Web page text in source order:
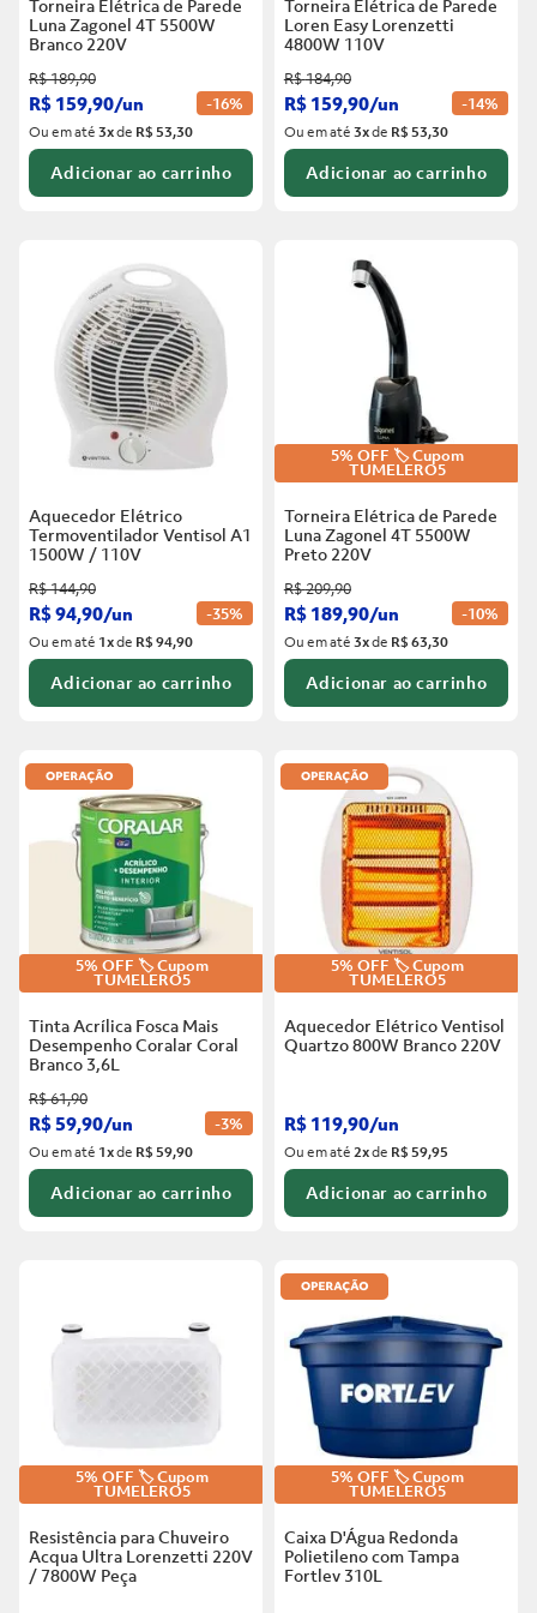
Torneira Elétrica de Parede
Luna Zagonel 4T 5500W
Branco 220V
R$189,90
R$ 159,90/un -16%
Ou em até3xde R$ 53,30
Adicionar ao carrinho
Torneira Elétrica de Parede
Loren Easy Lorenzetti
4800W 110V
R$184,90
R$ 159,90/un -14%
Ou em até3xde R$ 53,30
Adicionar ao carrinho
Aquecedor Elétrico
Termoventilador Ventisol A1
1500W / 110V
R$144,90
R$94,90/un -35%
Ou em até 1xde R$ 94,90
Adicionar ao carrinho
5% OFF 🏷️ Cupom
TUMELERO5
Torneira Elétrica de Parede
Luna Zagonel 4T 5500W
Preto 220V
R$209,90
R$ 189,90/un -10%
Ou em até3xde R$ 63,30
Adicionar ao carrinho
5% OFF 🏷️ Cupom
TUMELERO5
Tinta Acrílica Fosca Mais
Desempenho Coralar Coral
Branco 3,6L
R$61,90
R$59,90/un -3%
Ou em até 1xde R$ 59,90
Adicionar ao carrinho
5% OFF 🏷️ Cupom
TUMELERO5
Aquecedor Elétrico Ventisol
Quartzo 800W Branco 220V
R$ 119,90/un
Ou em até2xde R$ 59,95
Adicionar ao carrinho
5% OFF 🏷️ Cupom
TUMELERO5
Resistência para Chuveiro
Acqua Ultra Lorenzetti 220V
/ 7800W Peça
5% OFF 🏷️ Cupom
TUMELERO5
Caixa D'Água Redonda
Polietileno com Tampa
Fortlev 310L